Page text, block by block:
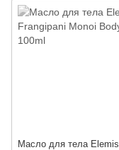
Масло для тела Elemis